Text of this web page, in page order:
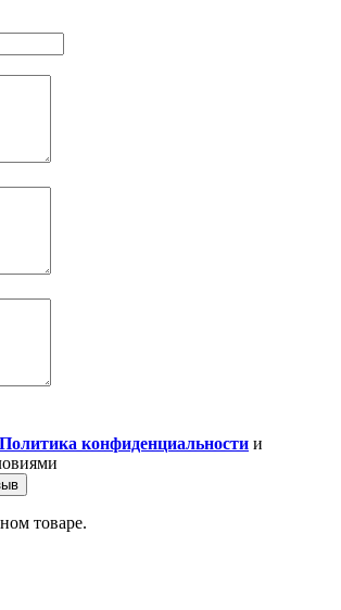
Политика конфиденциальности и
товаре.